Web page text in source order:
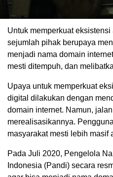
Untuk memperkuat
sejumlah pihak berupaya
menjadi nama domain
mesti ditempuh, dan
Upaya untuk memperkuat
digital dilakukan dengan
domain internet. Namun,
merealisasikannya.
masyarakat mesti lebih masif
Pada Juli 2020, Pengelola
Indonesia (Pandi) secara